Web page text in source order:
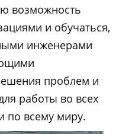
возможность
и обучаться,
инженерами
проблем и
работы во всех
по всему миру.